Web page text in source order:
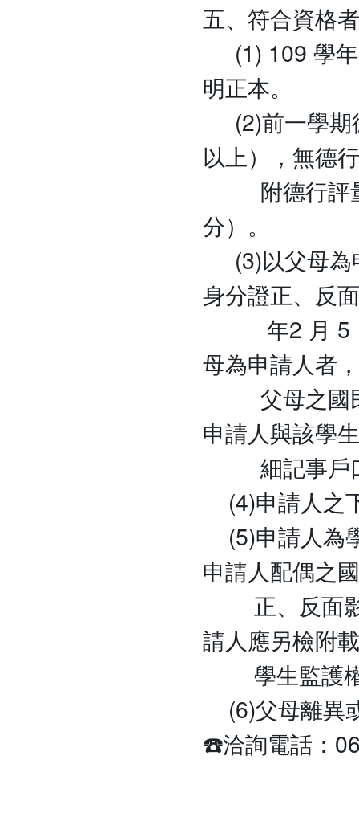
五、符合資格
(1) 109 學年
明正本。
(2)前一學期
以上），無德
附德行評量
分）。
(3)以父母為
身分證正、反
年2 月 5 日
母為申請人者
父母之國民
申請人與該學
細記事戶
(4)申請人之
(5)申請人為
申請人配偶之
正、反面影
請人應另檢附
學生監護權
(6)父母離異
☎️洽詢電話：